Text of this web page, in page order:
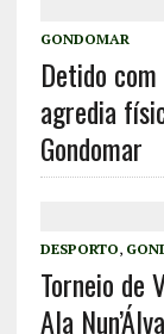
GONDOMAR
Detido
agredia
Gondomar
DESPORTO,
Torneio de
Ala